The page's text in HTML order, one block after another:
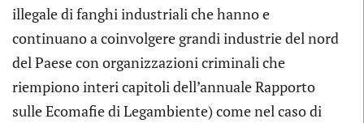
illegale di fanghi industriali che hanno e
continuano a coinvolgere grandi industrie del nord
del Paese con organizzazioni criminali che
riempiono interi capitoli dell’annuale Rapporto
sulle Ecomafie di Legambiente) come nel caso di